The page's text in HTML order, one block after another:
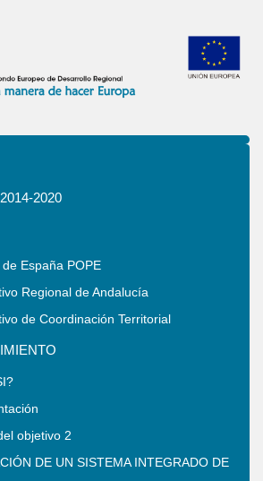
2020
España POPE
Regional de Andalucía
de Coordinación Territorial
objetivo 2
DE UN SISTEMA INTEGRADO DE